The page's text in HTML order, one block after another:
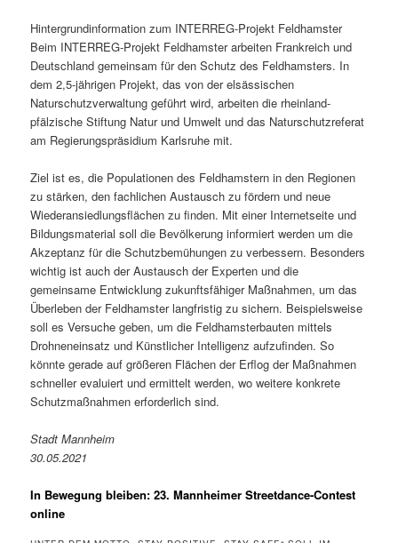
Hintergrundinformation zum INTERREG-Projekt Feldhamster
Beim INTERREG-Projekt Feldhamster arbeiten Frankreich und
Deutschland gemeinsam für den Schutz des Feldhamsters. In
dem 2,5-jährigen Projekt, das von der elsässischen
Naturschutzverwaltung geführt wird, arbeiten die rheinland-
pfälzische Stiftung Natur und Umwelt und das Naturschutzreferat
am Regierungspräsidium Karlsruhe mit.
Ziel ist es, die Populationen des Feldhamstern in den Regionen
zu stärken, den fachlichen Austausch zu fördern und neue
Wiederansiedlungsflächen zu finden. Mit einer Internetseite und
Bildungsmaterial soll die Bevölkerung informiert werden um die
Akzeptanz für die Schutzbemühungen zu verbessern. Besonders
wichtig ist auch der Austausch der Experten und die
gemeinsame Entwicklung zukunftsfähiger Maßnahmen, um das
Überleben der Feldhamster langfristig zu sichern. Beispielsweise
soll es Versuche geben, um die Feldhamsterbauten mittels
Drohneneinsatz und Künstlicher Intelligenz aufzufinden. So
könnte gerade auf größeren Flächen der Erflog der Maßnahmen
schneller evaluiert und ermittelt werden, wo weitere konkrete
Schutzmaßnahmen erforderlich sind.
Stadt Mannheim
30.05.2021
In Bewegung bleiben: 23. Mannheimer Streetdance-Contest
online